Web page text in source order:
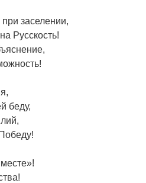
заселении,
Русскость!
беду,